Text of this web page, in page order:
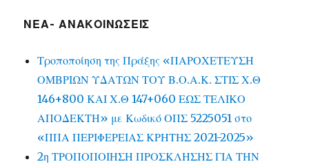
ΝΕΑ- ΑΝΑΚΟΙΝΩΣΕΙΣ
Τροποποίηση της Πράξης «ΠΑΡΟΧΕΤΕΥΣΗ
ΟΜΒΡΙΩΝ ΥΔΑΤΩΝ ΤΟΥ Β.Ο.Α.Κ. ΣΤΙΣ Χ.Θ
146+800 ΚΑΙ Χ.Θ 147+060 ΕΩΣ ΤΕΛΙΚΟ
ΑΠΟΔΕΚΤΗ» με Κωδικό ΟΠΣ 5225051 στο
«ΠΠΑ ΠΕΡΙΦΕΡΕΙΑΣ ΚΡΗΤΗΣ 2021-2025»
2η ΤΡΟΠΟΠΟΙΗΣΗ ΠΡΟΣΚΛΗΣΗΣ ΓΙΑ ΤΗΝ